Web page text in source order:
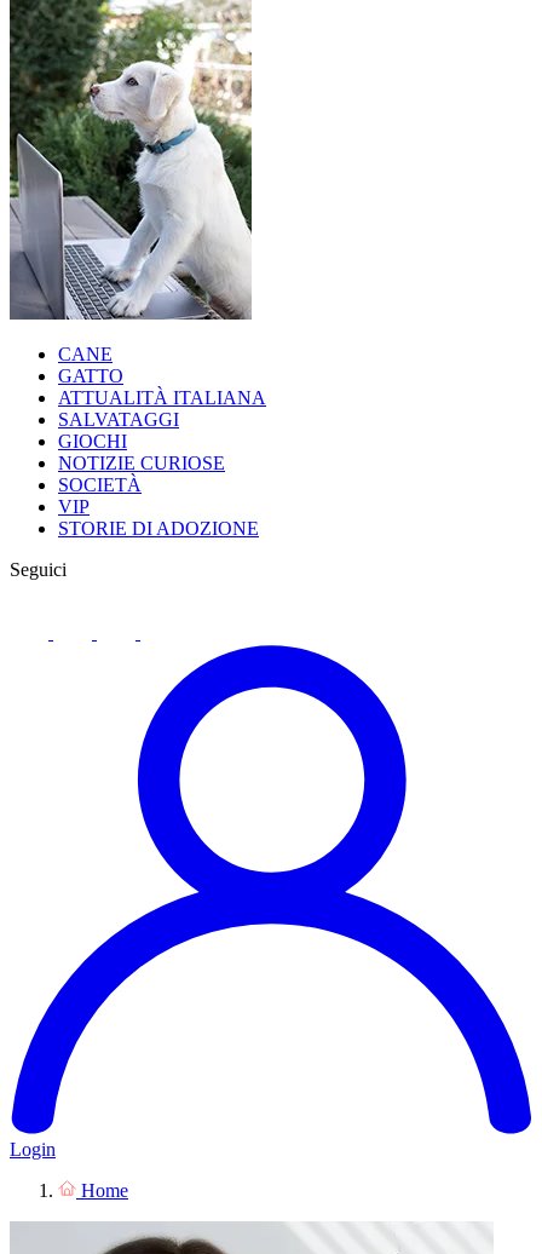
CANE
GATTO
ATTUALITÀ ITALIANA
SALVATAGGI
GIOCHI
NOTIZIE CURIOSE
SOCIETÀ
VIP
STORIE DI ADOZIONE
Seguici
Login
Home